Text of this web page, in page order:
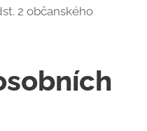
2 občanského